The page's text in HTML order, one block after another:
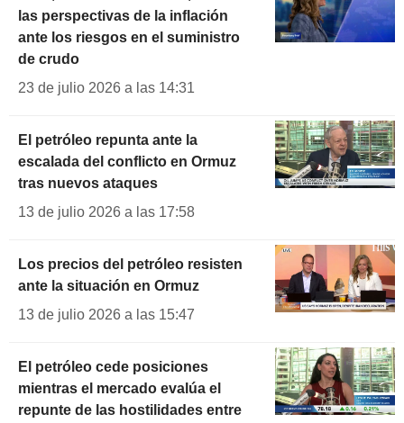
las perspectivas de la inflación
ante los riesgos en el suministro
de crudo
23 de julio 2026 a las 14:31
El petróleo repunta ante la
escalada del conflicto en Ormuz
tras nuevos ataques
13 de julio 2026 a las 17:58
Los precios del petróleo resisten
ante la situación en Ormuz
13 de julio 2026 a las 15:47
El petróleo cede posiciones
mientras el mercado evalúa el
repunte de las hostilidades entre